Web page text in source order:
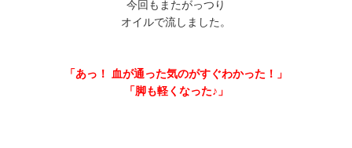
今回もまたがっつり
オイルで流しました。
「あっ！ 血が通った気のがすぐわかった！」
「脚も軽くなった♪」